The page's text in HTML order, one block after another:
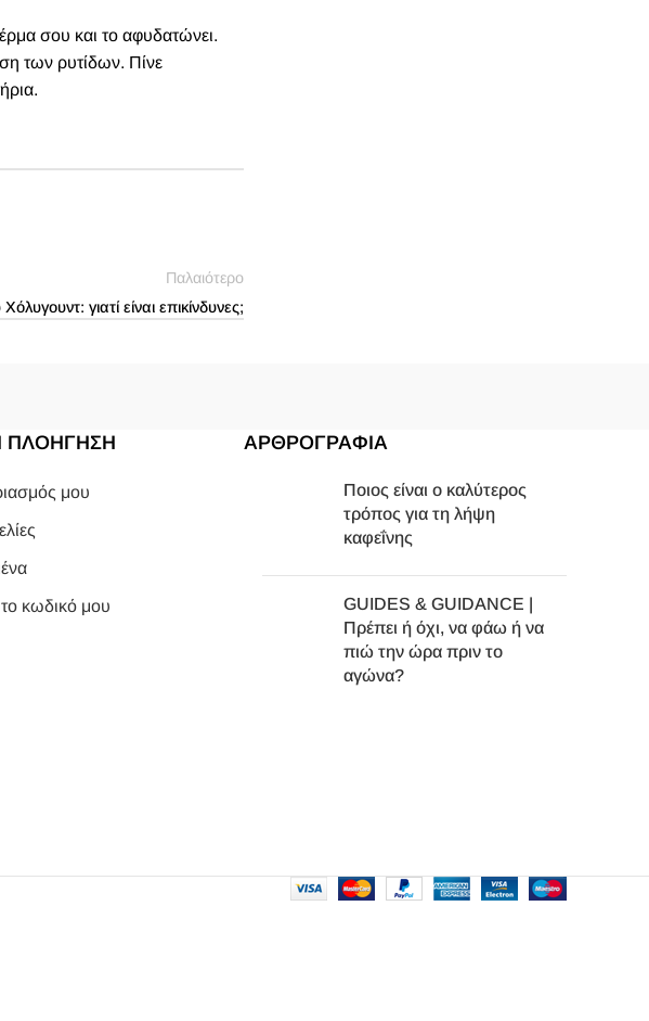
σου και το αφυδατώνει.
των ρυτίδων. Πίνε
Παλαιότερο
Χόλυγουντ: γιατί είναι επικίνδυνες;
ΠΛΟΗΓΗΣΗ
μου
κωδικό μου
ΑΡΘΡΟΓΡΑΦΙΑ
Ποιος είναι ο καλύτερος
τρόπος για τη λήψη
καφεΐνης
GUIDES & GUIDANCE |
Πρέπει ή όχι, να φάω ή να
πιώ την ώρα πριν το
αγώνα?